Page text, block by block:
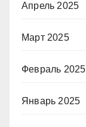
Апрель 2025
Март 2025
Февраль 2025
Январь 2025